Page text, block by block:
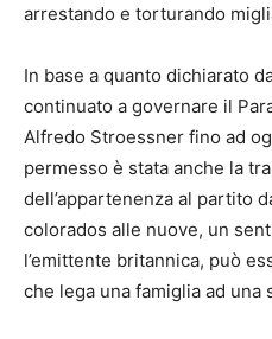
arrestando e torturando
In base a quanto dichiarato
continuato a governare il
Alfredo Stroessner fino ad
permesso è stata anche la
dell’appartenenza al partito
colorados alle nuove, un
l’emittente britannica, può
che lega una famiglia ad una